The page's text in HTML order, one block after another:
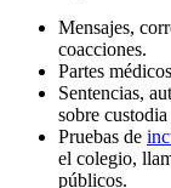
Mensajes,
coacciones.
Partes
Sentencias,
sobre
Pruebas de
el colegio,
públicos.